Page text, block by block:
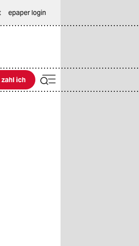
epaper login
ich ich